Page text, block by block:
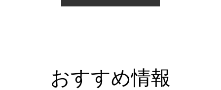
おすすめ情報